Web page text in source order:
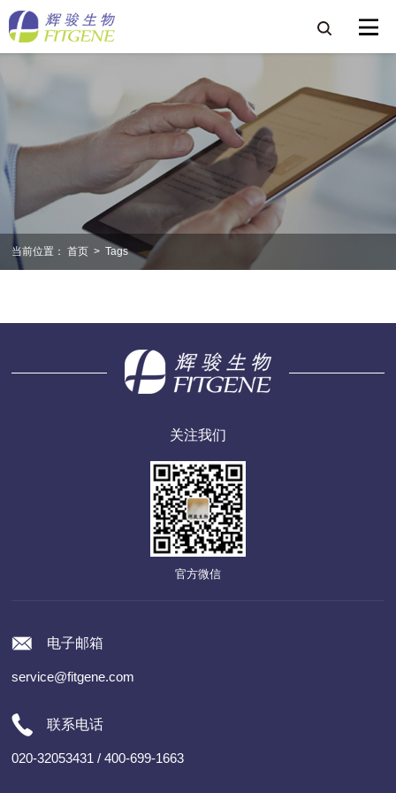
当前位置： 首页 > Tags
关注我们
官方微信
电子邮箱
service@fitgene.com
联系电话
020-32053431 / 400-699-1663